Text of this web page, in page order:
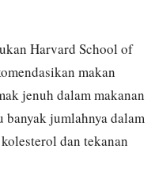
Harvard School of
makan
jenuh dalam makanan
jumlahnya dalam
dan tekanan